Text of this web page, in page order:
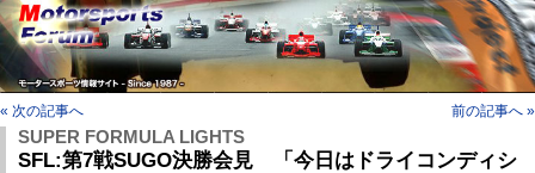
« 次の記事へ 前の記事へ »
SUPER FORMULA LIGHTS
SFL:第7戦SUGO決勝会見 「今日はドライコンディシ